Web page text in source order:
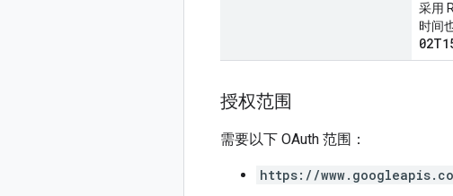
采用
时间
授权范围
需要以下 OAuth 范围：
https://